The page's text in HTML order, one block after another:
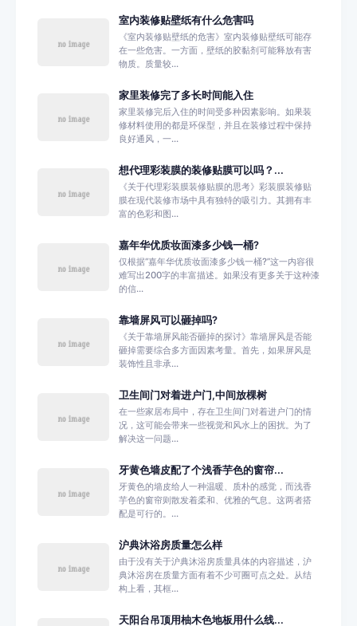
室内装修贴壁纸有什么危害吗
《室内装修贴壁纸的危害》室内装修贴壁纸可能存
在一些危害。一方面，壁纸的胶黏剂可能释放有害
物质。质量较...
家里装修完了多长时间能入住
家里装修完后入住的时间受多种因素影响。如果装
修材料使用的都是环保型，并且在装修过程中保持
良好通风，一...
想代理彩装膜的装修贴膜可以吗？...
《关于代理彩装膜装修贴膜的思考》彩装膜装修贴
膜在现代装修市场中具有独特的吸引力。其拥有丰
富的色彩和图...
嘉年华优质妆面漆多少钱一桶?
仅根据“嘉年华优质妆面漆多少钱一桶?”这一内容很
难写出200字的丰富描述。如果没有更多关于这种漆
的信...
靠墙屏风可以砸掉吗?
《关于靠墙屏风能否砸掉的探讨》靠墙屏风是否能
砸掉需要综合多方面因素考量。首先，如果屏风是
装饰性且非承...
卫生间门对着进户门,中间放棵树
在一些家居布局中，存在卫生间门对着进户门的情
况，这可能会带来一些视觉和风水上的困扰。为了
解决这一问题...
牙黄色墙皮配了个浅香芋色的窗帘...
牙黄色的墙皮给人一种温暖、质朴的感觉，而浅香
芋色的窗帘则散发着柔和、优雅的气息。这两者搭
配是可行的。...
沪典沐浴房质量怎么样
由于没有关于沪典沐浴房质量具体的内容描述，沪
典沐浴房在质量方面有着不少可圈可点之处。从结
构上看，其框...
天阳台吊顶用柚木色地板用什么线...